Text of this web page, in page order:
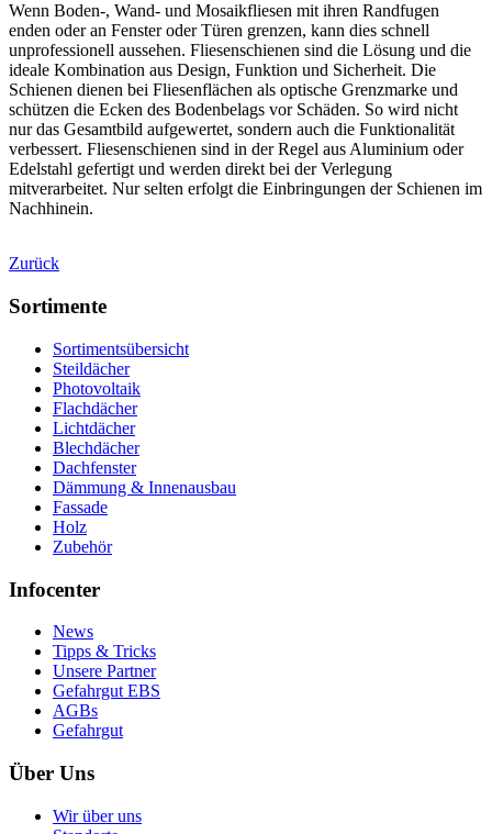
Wenn Boden-, Wand- und Mosaikfliesen mit ihren Randfugen
enden oder an Fenster oder Türen grenzen, kann dies schnell
unprofessionell aussehen. Fliesenschienen sind die Lösung und die
ideale Kombination aus Design, Funktion und Sicherheit. Die
Schienen dienen bei Fliesenflächen als optische Grenzmarke und
schützen die Ecken des Bodenbelags vor Schäden. So wird nicht
nur das Gesamtbild aufgewertet, sondern auch die Funktionalität
verbessert. Fliesenschienen sind in der Regel aus Aluminium oder
Edelstahl gefertigt und werden direkt bei der Verlegung
mitverarbeitet. Nur selten erfolgt die Einbringungen der Schienen im
Nachhinein.
Zurück
Sortimente
Sortimentsübersicht
Steildächer
Photovoltaik
Flachdächer
Lichtdächer
Blechdächer
Dachfenster
Dämmung & Innenausbau
Fassade
Holz
Zubehör
Infocenter
News
Tipps & Tricks
Unsere Partner
Gefahrgut EBS
AGBs
Gefahrgut
Über Uns
Wir über uns